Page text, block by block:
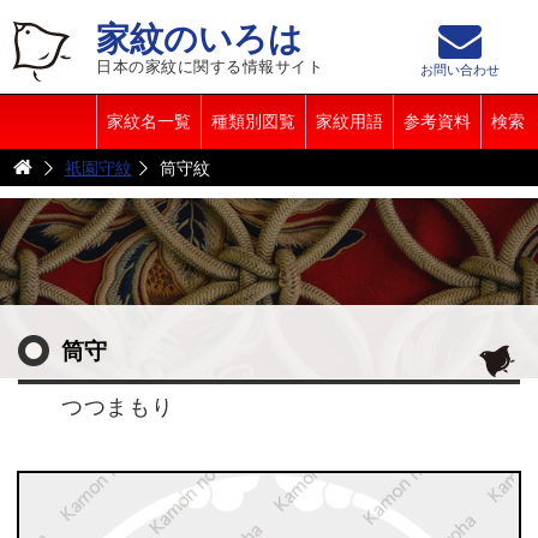
家紋のいろは
日本の家紋に関する情報サイト
家紋名一覧 種類別図覧 家紋用語 参考資料 検索
お問い合わせ
祇園守紋 筒守紋
筒守
つつまもり